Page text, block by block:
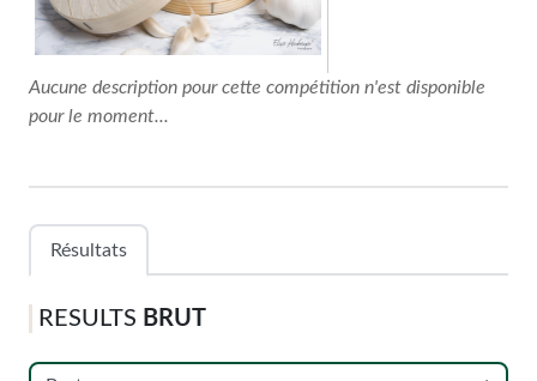
Aucune description pour cette compétition n'est disponible
pour le moment...
Résultats
RESULTS BRUT